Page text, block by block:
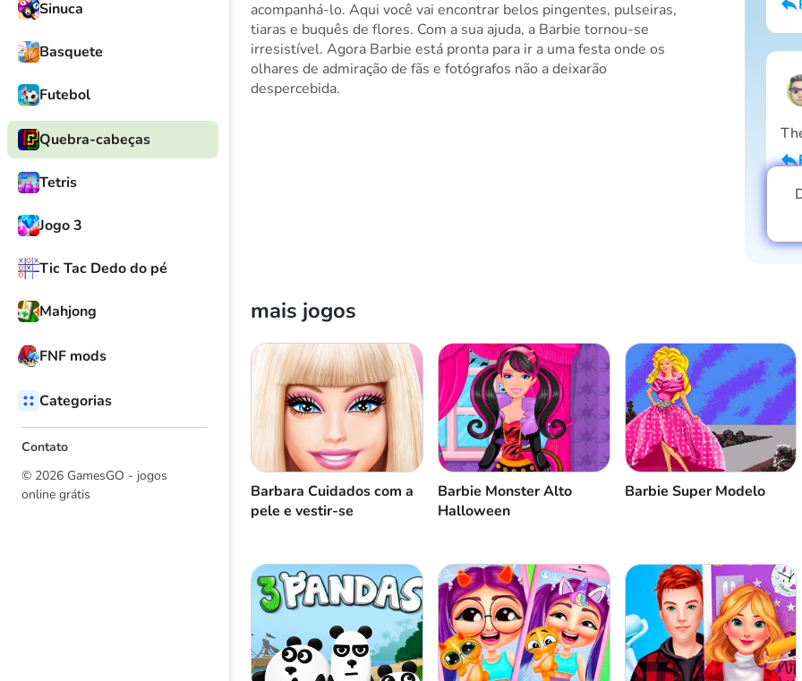
Sinuca
Basquete
Futebol
Quebra-cabeças
Tetris
Jogo 3
Tic Tac Dedo do pé
Mahjong
FNF mods
Categorias
Contato
© 2026 GamesGO - jogos
online grátis
acompanhá-lo. Aqui você vai encontrar belos pingentes, pulseiras,
tiaras e buquês de flores. Com a sua ajuda, a Barbie tornou-se
irresistível. Agora Barbie está pronta para ir a uma festa onde os
olhares de admiração de fãs e fotógrafos não a deixarão
despercebida.
It's
mais jogos
Barbara Cuidados com a
pele e vestir-se
Barbie Monster Alto
Halloween
Barbie Super Modelo